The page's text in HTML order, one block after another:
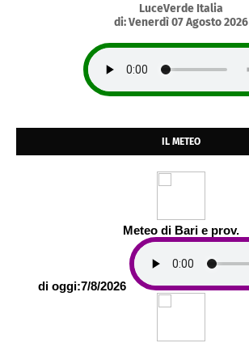
LuceVerde Italia
di: Venerdì 07 Agosto 2026
IL METEO
Meteo di Bari e prov.
di oggi:7/8/2026